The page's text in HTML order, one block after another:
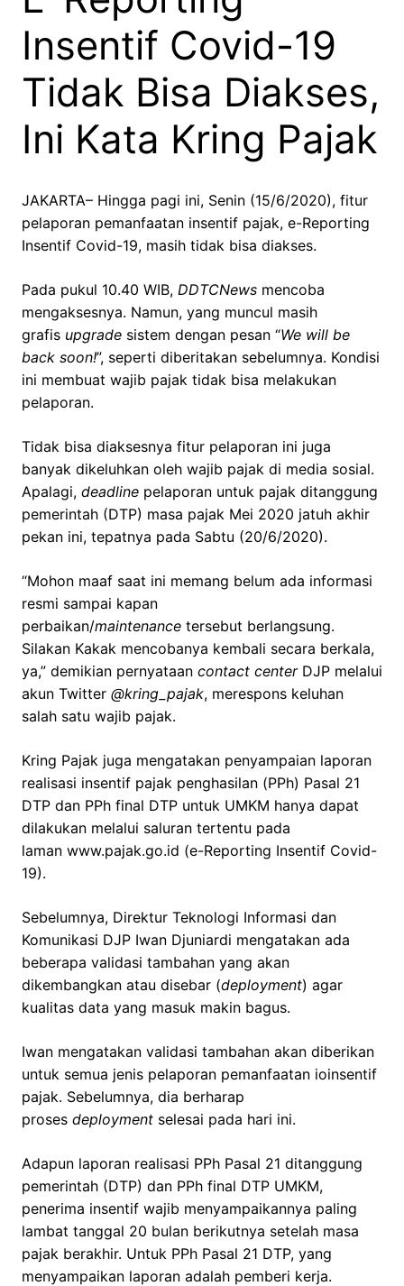
Insentif Covid-19
Tidak Bisa Diakses,
Ini Kata Kring Pajak
JAKARTA– Hingga pagi ini, Senin (15/6/2020), fitur
pelaporan pemanfaatan insentif pajak, e-Reporting
Insentif Covid-19, masih tidak bisa diakses.
Pada pukul 10.40 WIB, DDTCNews mencoba
mengaksesnya. Namun, yang muncul masih
grafis upgrade sistem dengan pesan “We will be
back soon!”, seperti diberitakan sebelumnya. Kondisi
ini membuat wajib pajak tidak bisa melakukan
pelaporan.
Tidak bisa diaksesnya fitur pelaporan ini juga
banyak dikeluhkan oleh wajib pajak di media sosial.
Apalagi, deadline pelaporan untuk pajak ditanggung
pemerintah (DTP) masa pajak Mei 2020 jatuh akhir
pekan ini, tepatnya pada Sabtu (20/6/2020).
“Mohon maaf saat ini memang belum ada informasi
resmi sampai kapan
perbaikan/maintenance tersebut berlangsung.
Silakan Kakak mencobanya kembali secara berkala,
ya,” demikian pernyataan contact center DJP melalui
akun Twitter @kring_pajak, merespons keluhan
salah satu wajib pajak.
Kring Pajak juga mengatakan penyampaian laporan
realisasi insentif pajak penghasilan (PPh) Pasal 21
DTP dan PPh final DTP untuk UMKM hanya dapat
dilakukan melalui saluran tertentu pada
laman www.pajak.go.id (e-Reporting Insentif Covid-
19).
Sebelumnya, Direktur Teknologi Informasi dan
Komunikasi DJP Iwan Djuniardi mengatakan ada
beberapa validasi tambahan yang akan
dikembangkan atau disebar (deployment) agar
kualitas data yang masuk makin bagus.
Iwan mengatakan validasi tambahan akan diberikan
untuk semua jenis pelaporan pemanfaatan ioinsentif
pajak. Sebelumnya, dia berharap
proses deployment selesai pada hari ini.
Adapun laporan realisasi PPh Pasal 21 ditanggung
pemerintah (DTP) dan PPh final DTP UMKM,
penerima insentif wajib menyampaikannya paling
lambat tanggal 20 bulan berikutnya setelah masa
pajak berakhir. Untuk PPh Pasal 21 DTP, yang
menyampaikan laporan adalah pemberi kerja.